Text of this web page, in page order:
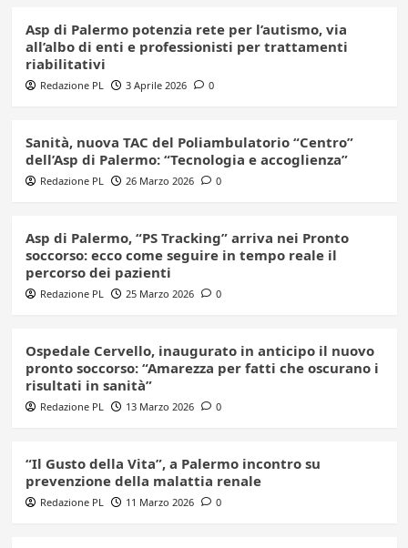
Asp di Palermo potenzia rete per l’autismo, via
all’albo di enti e professionisti per trattamenti
riabilitativi
Redazione PL 3 Aprile 2026 0
Sanità, nuova TAC del Poliambulatorio “Centro”
dell’Asp di Palermo: “Tecnologia e accoglienza”
Redazione PL 26 Marzo 2026 0
Asp di Palermo, “PS Tracking” arriva nei Pronto
soccorso: ecco come seguire in tempo reale il
percorso dei pazienti
Redazione PL 25 Marzo 2026 0
Ospedale Cervello, inaugurato in anticipo il nuovo
pronto soccorso: “Amarezza per fatti che oscurano i
risultati in sanità”
Redazione PL 13 Marzo 2026 0
“Il Gusto della Vita”, a Palermo incontro su
prevenzione della malattia renale
Redazione PL 11 Marzo 2026 0